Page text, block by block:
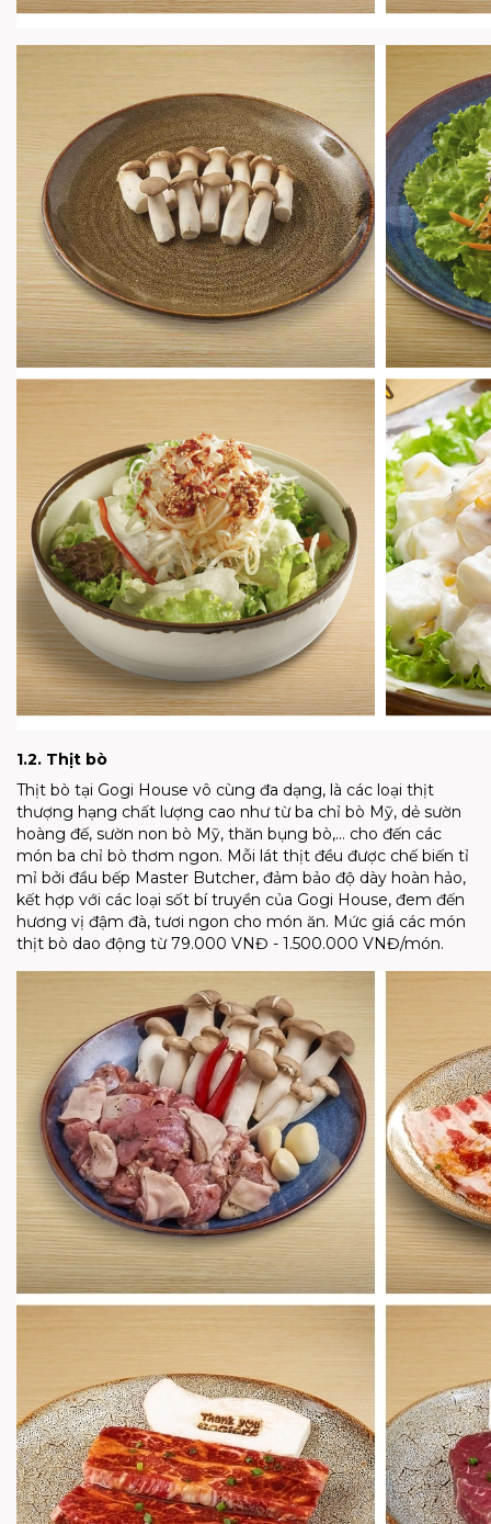
1.2. Thịt bò
Thịt bò tại Gogi House vô cùng đa dạng, là các loại thịt
thượng hạng chất lượng cao như từ ba chỉ bò Mỹ, dẻ sườn
hoàng đế, sườn non bò Mỹ, thăn bụng bò,... cho đến các
món ba chỉ bò thơm ngon. Mỗi lát thịt đều được chế biến tỉ
mỉ bởi đầu bếp Master Butcher, đảm bảo độ dày hoàn hảo,
kết hợp với các loại sốt bí truyền của Gogi House, đem đến
hương vị đậm đà, tươi ngon cho món ăn. Mức giá các món
thịt bò dao động từ 79.000 VNĐ - 1.500.000 VNĐ/món.